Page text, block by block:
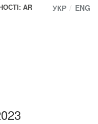
AR
УКР ENG